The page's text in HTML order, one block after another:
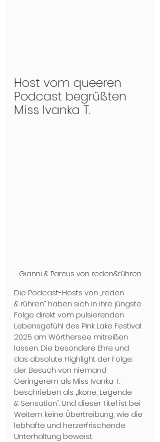
Host vom queeren
Podcast begrüßten
Miss Ivanka T.
Gianni & Parcus von reden&rühren
Die Podcast-Hosts von „reden
& rühren“ haben sich in ihre jüngste
Folge direkt vom pulsierenden
Lebensgefühl des Pink Lake Festival
2025 am Wörthersee mitreißen
lassen. Die besondere Ehre und
das absolute Highlight der Folge:
der Besuch von niemand
Geringerem als Miss Ivanka T. –
beschrieben als „Ikone, Legende
& Sensation“. Und dieser Titel ist bei
Weitem keine Übertreibung, wie die
lebhafte und herzerfrischende
Unterhaltung beweist.